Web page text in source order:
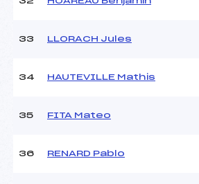
33 LLORACH Jules
34 HAUTEVILLE Mathis
35 FITA Mateo
36 RENARD Pablo